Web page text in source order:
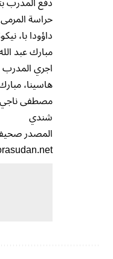
حراسة
داؤودا با،
مبارك عبد
اجري المدرب
هاسينا،
مصطفى
شندي
المصدر